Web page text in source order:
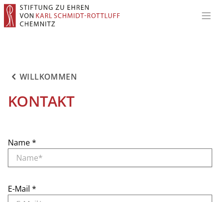
WILLKOMMEN
KONTAKT
Name*
E-Mail *